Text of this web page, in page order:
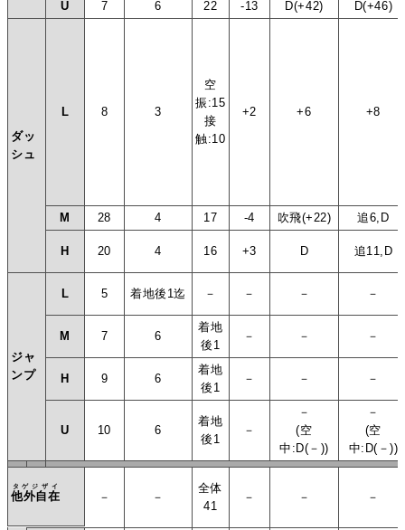
U 7 6 22 -13 D(+42) D(+46)
ダッ
シュ
L 8 3
空
振:15
接
触:10
+2 +6 +8
M 28 4 17 -4 吹飛(+22) 追6,D
H 20 4 16 +3 D 追11,D
ジャ
ンプ
L 5 着地後1迄 － － － －
M 7 6
着地
後1
－ － －
H 9 6
着地
後1
－ － －
U 10 6
着地
後1
－
－
(空
中:D(－))
－
(空
中:D(－))
他外自在
タゲジザイ
－ －
全体
41
－ － －